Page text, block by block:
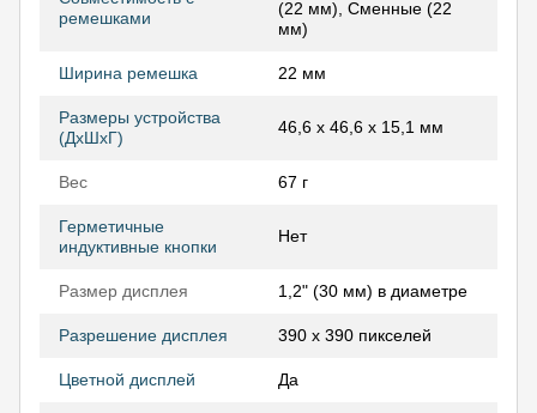
ремешками
(22 мм), Сменные (22
мм)
Ширина ремешка 22 мм
Размеры устройства
(ДхШхГ)
46,6 x 46,6 x 15,1 мм
Вес 67 г
Герметичные
индуктивные кнопки
Нет
Размер дисплея 1,2" (30 мм) в диаметре
Разрешение дисплея 390 х 390 пикселей
Цветной дисплей Да